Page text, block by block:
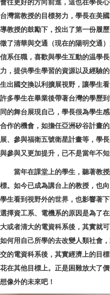
會往更好的方向前進，這也在學長
台灣當教授的目標努力，學長在美
導教授的鼓勵下，投出了第一份履
徵了清華與交通（現在的陽明交通
信系任職，喜歡與學生互動的温學
力，提供學生學習的資源以及經驗
生出國交換以利擴展視野，讓學生
許多學生在畢業後帶著台灣的學歷
同的舞台展現自己，學長很為學生
合作的機會，如擔任亞洲矽谷計畫
展、參與福衛五號衛星計畫等，學
與參與又更加提升，已不是當年不
當年在課堂上的學生，聽著教授
標。如今已成為講台上的教授，也
學生看到視野外的世界，也影響著
選擇資工系、電機系的原因是為了
大或者清大的電資科系後，其實就
如何用自己所學的去改變人類社會
交的電資科系後，其實經濟上的目
花在其他目標上。正是困難放大了
想像外的未來吧！